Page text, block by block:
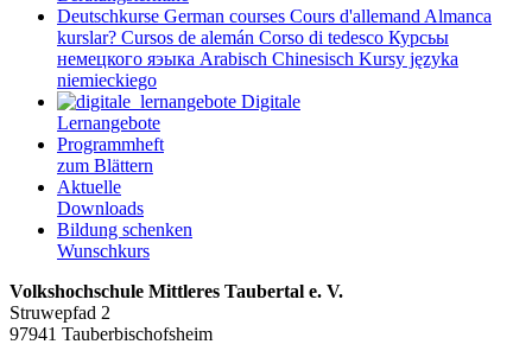
Deutschkurse German courses Cours d'allemand Almanca
kurslar? Cursos de alemán Corso di tedesco Курсьы
немецкого яэыка Arabisch Chinesisch Kursy języka
niemieckiego
Digitale
Lernangebote
Programmheft
zum Blättern
Aktuelle
Downloads
Bildung schenken
Wunschkurs
Volkshochschule Mittleres Taubertal e. V.
Struwepfad 2
97941 Tauberbischofsheim